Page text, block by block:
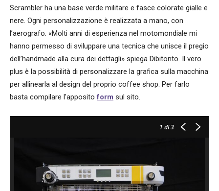
Scrambler ha una base verde militare e fasce colorate gialle e
nere. Ogni personalizzazione è realizzata a mano, con
l’aerografo. «Molti anni di esperienza nel motomondiale mi
hanno permesso di sviluppare una tecnica che unisce il pregio
dell’handmade alla cura dei dettagli» spiega Dibitonto. Il vero
plus è la possibilità di personalizzare la grafica sulla macchina
per allinearla al design del proprio coffee shop. Per farlo
basta compilare l'appositoform sul sito.
1 di 3